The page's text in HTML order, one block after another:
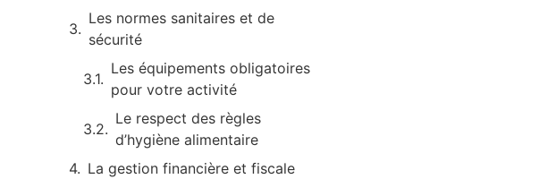
Les normes sanitaires et de
sécurité
Les équipements obligatoires
pour votre activité
Le respect des règles
d’hygiène alimentaire
La gestion financière et fiscale